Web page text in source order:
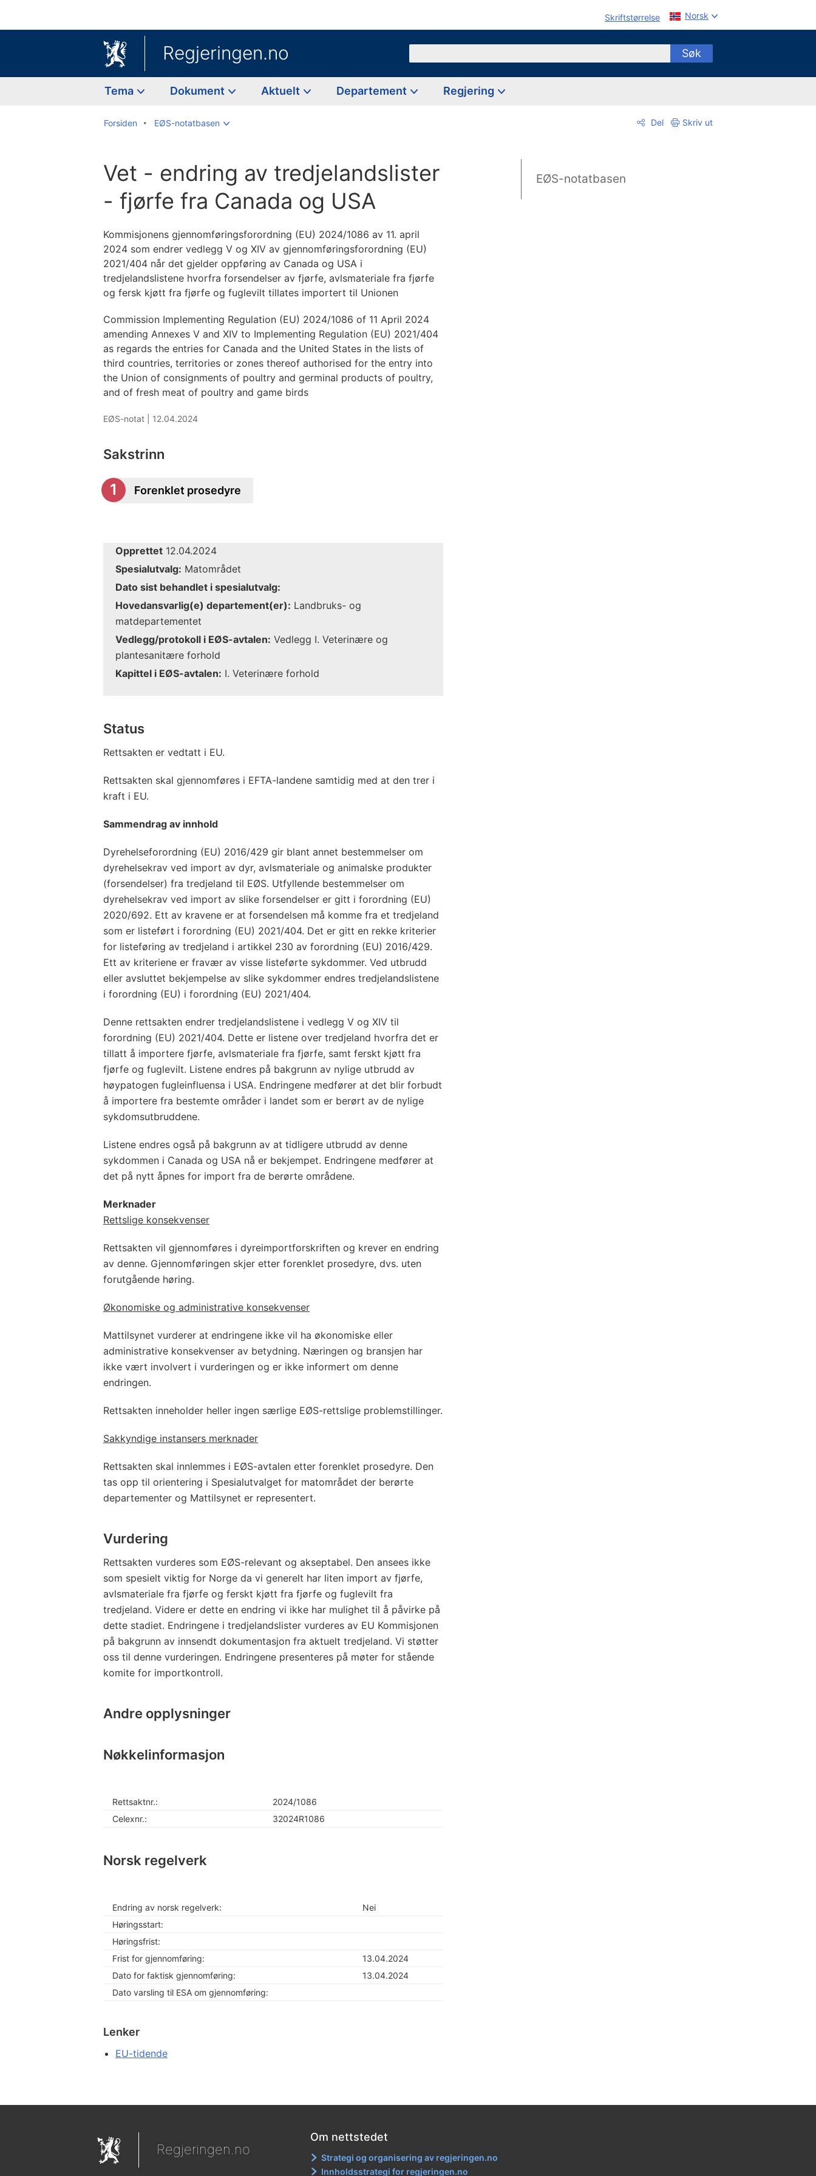
Skriftstørrelse Norsk
Regjeringen.no Søk
Tema Dokument Aktuelt Departement Regjering
Forsiden EØS-notatbasen Del Skriv ut
Vet - endring av tredjelandslister
- fjørfe fra Canada og USA
Kommisjonens gjennomføringsforordning (EU) 2024/1086 av 11. april
2024 som endrer vedlegg V og XIV av gjennomføringsforordning (EU)
2021/404 når det gjelder oppføring av Canada og USA i
tredjelandslistene hvorfra forsendelser av fjørfe, avlsmateriale fra fjørfe
og fersk kjøtt fra fjørfe og fuglevilt tillates importert til Unionen
Commission Implementing Regulation (EU) 2024/1086 of 11 April 2024
amending Annexes V and XIV to Implementing Regulation (EU) 2021/404
as regards the entries for Canada and the United States in the lists of
third countries, territories or zones thereof authorised for the entry into
the Union of consignments of poultry and germinal products of poultry,
and of fresh meat of poultry and game birds
EØS-notat | 12.04.2024
Sakstrinn
Forenklet prosedyre
Opprettet 12.04.2024
Spesialutvalg: Matområdet
Dato sist behandlet i spesialutvalg:
Hovedansvarlig(e) departement(er): Landbruks- og
matdepartementet
Vedlegg/protokoll i EØS-avtalen: Vedlegg I. Veterinære og
plantesanitære forhold
Kapittel i EØS-avtalen: I. Veterinære forhold
Status
Rettsakten er vedtatt i EU.
Rettsakten skal gjennomføres i EFTA-landene samtidig med at den trer i
kraft i EU.
Sammendrag av innhold
Dyrehelseforordning (EU) 2016/429 gir blant annet bestemmelser om
dyrehelsekrav ved import av dyr, avlsmateriale og animalske produkter
(forsendelser) fra tredjeland til EØS. Utfyllende bestemmelser om
dyrehelsekrav ved import av slike forsendelser er gitt i forordning (EU)
2020/692. Ett av kravene er at forsendelsen må komme fra et tredjeland
som er listeført i forordning (EU) 2021/404. Det er gitt en rekke kriterier
for listeføring av tredjeland i artikkel 230 av forordning (EU) 2016/429.
Ett av kriteriene er fravær av visse listeførte sykdommer. Ved utbrudd
eller avsluttet bekjempelse av slike sykdommer endres tredjelandslistene
i forordning (EU) i forordning (EU) 2021/404.
Denne rettsakten endrer tredjelandslistene i vedlegg V og XIV til
forordning (EU) 2021/404. Dette er listene over tredjeland hvorfra det er
tillatt å importere fjørfe, avlsmateriale fra fjørfe, samt ferskt kjøtt fra
fjørfe og fuglevilt. Listene endres på bakgrunn av nylige utbrudd av
høypatogen fugleinfluensa i USA. Endringene medfører at det blir forbudt
å importere fra bestemte områder i landet som er berørt av de nylige
sykdomsutbruddene.
Listene endres også på bakgrunn av at tidligere utbrudd av denne
sykdommen i Canada og USA nå er bekjempet. Endringene medfører at
det på nytt åpnes for import fra de berørte områdene.
Merknader
Rettslige konsekvenser
Rettsakten vil gjennomføres i dyreimportforskriften og krever en endring
av denne. Gjennomføringen skjer etter forenklet prosedyre, dvs. uten
forutgående høring.
Økonomiske og administrative konsekvenser
Mattilsynet vurderer at endringene ikke vil ha økonomiske eller
administrative konsekvenser av betydning. Næringen og bransjen har
ikke vært involvert i vurderingen og er ikke informert om denne
endringen.
Rettsakten inneholder heller ingen særlige EØS-rettslige problemstillinger.
Sakkyndige instansers merknader
Rettsakten skal innlemmes i EØS-avtalen etter forenklet prosedyre. Den
tas opp til orientering i Spesialutvalget for matområdet der berørte
departementer og Mattilsynet er representert.
Vurdering
Rettsakten vurderes som EØS-relevant og akseptabel. Den ansees ikke
som spesielt viktig for Norge da vi generelt har liten import av fjørfe,
avlsmateriale fra fjørfe og ferskt kjøtt fra fjørfe og fuglevilt fra
tredjeland. Videre er dette en endring vi ikke har mulighet til å påvirke på
dette stadiet. Endringene i tredjelandslister vurderes av EU Kommisjonen
på bakgrunn av innsendt dokumentasjon fra aktuelt tredjeland. Vi støtter
oss til denne vurderingen. Endringene presenteres på møter for stående
komite for importkontroll.
Andre opplysninger
Nøkkelinformasjon
Rettsaktnr.:
2024/1086
Celexnr.:
32024R1086
Norsk regelverk
Endring av norsk regelverk:
Nei
Høringsstart:
Høringsfrist:
Frist for gjennomføring:
13.04.2024
Dato for faktisk gjennomføring:
13.04.2024
Dato varsling til ESA om gjennomføring:
Lenker
EU-tidende
EØS-notatbasen
Regjeringen.no
Om nettstedet
Strategi og organisering av regjeringen.no
Innholdsstrategi for regjeringen.no